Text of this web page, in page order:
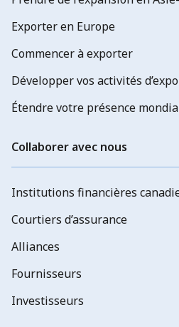
Exporter en Europe
Commencer à exporter
Développer vos activités
Étendre votre présence
Collaborer avec nous
Institutions financières
Courtiers d’assurance
Alliances
Fournisseurs
Investisseurs